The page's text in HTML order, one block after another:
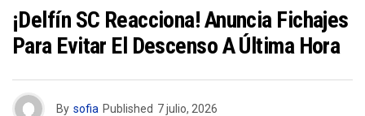
¡Delfín SC Reacciona! Anuncia Fichajes
Para Evitar El Descenso A Última Hora
By sofia Published 7 julio, 2026